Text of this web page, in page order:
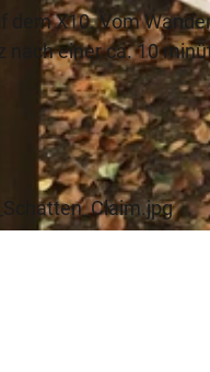
X10. Vom
einer ca. 10